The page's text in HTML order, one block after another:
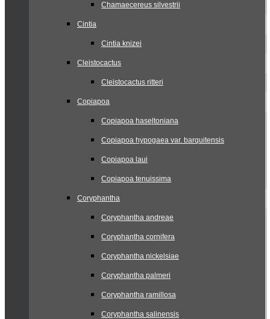
Chamaecereus silvestrii
Cintia
Cintia knizei
Cleistocactus
Cleistocactus ritteri
Copiapoa
Copiapoa haseltoniana
Copiapoa hypogaea var. barquitensis
Copiapoa laui
Copiapoa tenuissima
Coryphantha
Coryphantha andreae
Coryphantha cornifera
Coryphantha nickelsiae
Coryphantha palmeri
Coryphantha ramillosa
Coryphantha salinensis